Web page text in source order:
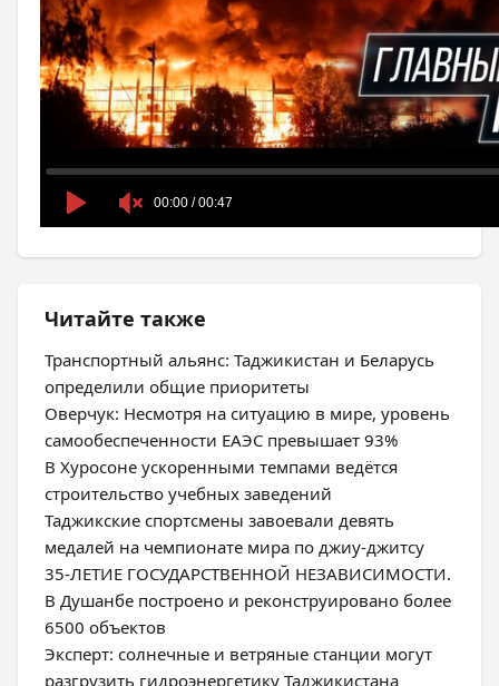
Читайте также
Транспортный альянс: Таджикистан и Беларусь
определили общие приоритеты
Оверчук: Несмотря на ситуацию в мире, уровень
самообеспеченности ЕАЭС превышает 93%
В Хуросоне ускоренными темпами ведётся
строительство учебных заведений
Таджикские спортсмены завоевали девять
медалей на чемпионате мира по джиу-джитсу
35-ЛЕТИЕ ГОСУДАРСТВЕННОЙ НЕЗАВИСИМОСТИ.
В Душанбе построено и реконструировано более
6500 объектов
Эксперт: солнечные и ветряные станции могут
разгрузить гидроэнергетику Таджикистана